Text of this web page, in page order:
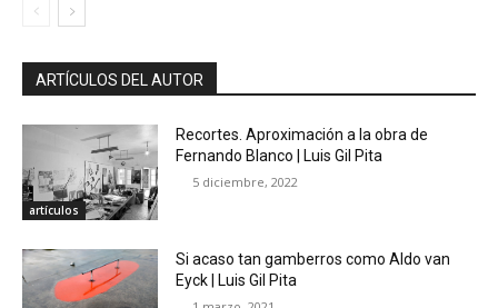
ARTÍCULOS DEL AUTOR
artículos
Recortes. Aproximación a la obra de
Fernando Blanco | Luis Gil Pita
5 diciembre, 2022
Si acaso tan gamberros como Aldo van
Eyck | Luis Gil Pita